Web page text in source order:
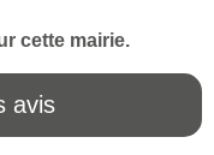
cette mairie.
avis